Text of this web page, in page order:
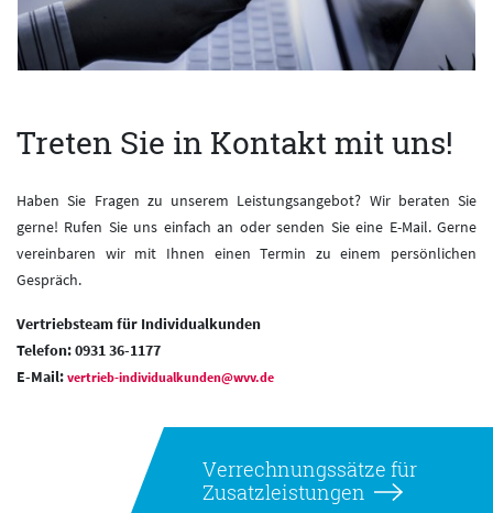
Treten Sie in Kontakt mit uns!
Haben Sie Fragen zu unserem Leistungsangebot? Wir beraten Sie
gerne! Rufen Sie uns einfach an oder senden Sie eine E-Mail. Gerne
vereinbaren wir mit Ihnen einen Termin zu einem persönlichen
Gespräch.
Vertriebsteam für Individualkunden
Telefon: 0931 36-1177
E-Mail: vertrieb-individualkunden@wvv.de
Verrechnungssätze für
Zusatzleistungen